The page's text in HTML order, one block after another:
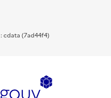
cdata (7ad44f4)